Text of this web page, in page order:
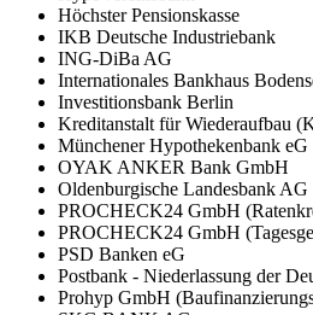
Höchster Pensionskasse
IKB Deutsche Industriebank
ING-DiBa AG
Internationales Bankhaus
Investitionsbank Berlin
Kreditanstalt für Wiederaufbau
Münchener Hypothekenbank eG
OYAK ANKER Bank GmbH
Oldenburgische Landesbank AG
PROCHECK24 GmbH
PROCHECK24 GmbH
PSD Banken eG
Postbank - Niederlassung der
Prohyp GmbH